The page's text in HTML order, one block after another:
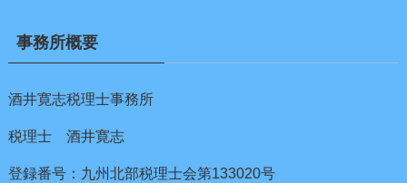
事務所概要
酒井寛志税理士事務所
税理士 酒井寛志
登録番号：九州北部税理士会第133020号